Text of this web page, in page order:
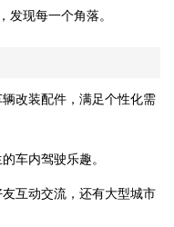
发现每一个角落。
改装配件，满足个性化需
车内驾驶乐趣。
互动交流，还有大型城市